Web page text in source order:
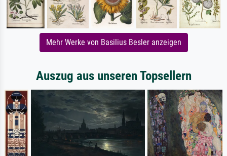
Mehr Werke von Basilius Besler anzeigen
Auszug aus unseren Topsellern